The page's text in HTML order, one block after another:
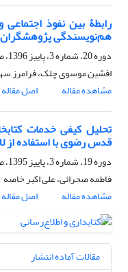
رابطۀ بین نفوذ
هم‌نویسندگی پژوهشگران
دوره 20، شماره 3، پاییز 1396، صفحه
افشین موسوی چلک، فرامرز
مشاهده مقاله
اصل مقاله
تحلیل کیفی خدمات
قدس رضوی با استفاده از
دوره 19، شماره 3، پاییز 1395، صفحه
فاطمه صحرائی، علی اکبر خاصه
مشاهده مقاله
اصل مقاله
مقالات آماده انتشار